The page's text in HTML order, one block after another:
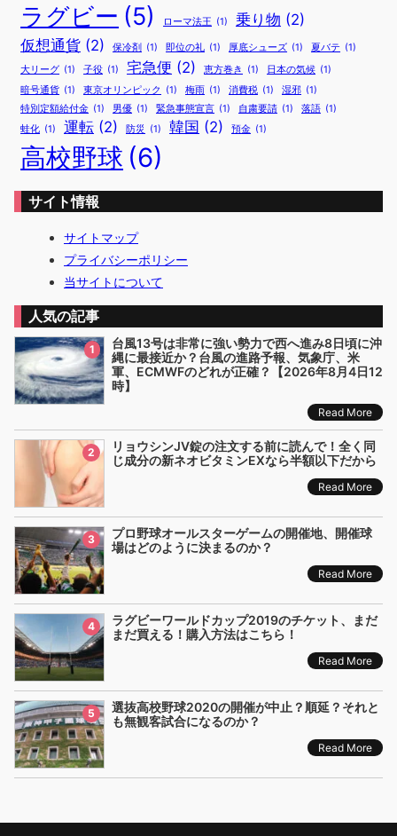
ラグビー (5) ローマ法王 (1) 乗り物 (2)
仮想通貨 (2) 保冷剤 (1) 即位の礼 (1) 厚底シューズ (1) 夏バテ (1)
大リーグ (1) 子役 (1) 宅急便 (2) 恵方巻き (1) 日本の気候 (1)
暗号通貨 (1) 東京オリンピック (1) 梅雨 (1) 消費税 (1) 湿邪 (1)
特別定額給付金 (1) 男優 (1) 緊急事態宣言 (1) 自粛要請 (1) 落語 (1)
蛙化 (1) 運転 (2) 防災 (1) 韓国 (2) 預金 (1)
高校野球 (6)
サイト情報
サイトマップ
プライバシーポリシー
当サイトについて
人気の記事
1
台風13号は非常に強い勢力で西へ進み8日頃に沖
縄に最接近か？台風の進路予報、気象庁、米
軍、ECMWFのどれが正確？【2026年8月4日12
時】
Read More
2
リョウシンJV錠の注文する前に読んで！全く同
じ成分の新ネオビタミンEXなら半額以下だから
Read More
3
プロ野球オールスターゲームの開催地、開催球
場はどのように決まるのか？
Read More
4
ラグビーワールドカップ2019のチケット、まだ
まだ買える！購入方法はこちら！
Read More
5
選抜高校野球2020の開催が中止？順延？それと
も無観客試合になるのか？
Read More